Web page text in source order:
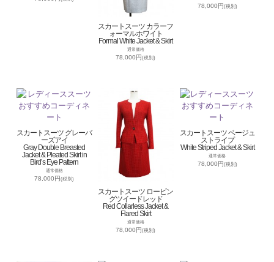
スカートスーツ カラーフ
ォーマルホワイト
Formal White Jacket & Skirt
通常価格
78,000円(税別)
78,000円(税別)
スカートスーツ グレーバ
ーズアイ
Gray Double Breasted
Jacket & Pleated Skirt in
Bird’s Eye Pattern
通常価格
78,000円(税別)
スカートスーツ ロービン
グツイードレッド
Red Collarless Jacket &
Flared Skirt
通常価格
78,000円(税別)
スカートスーツ ベージュ
ストライプ
White Striped Jacket & Skirt
通常価格
78,000円(税別)